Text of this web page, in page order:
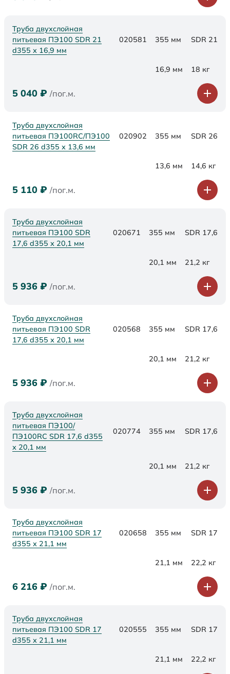
Труба двухслойная
питьевая ПЭ100 SDR 21
d355 х 16,9 мм
020581 355 мм SDR 21
16,9 мм 18 кг
5 040 ₽ /пог.м.
Труба двухслойная
питьевая ПЭ100RC/ПЭ100
SDR 26 d355 х 13,6 мм
020902 355 мм SDR 26
13,6 мм 14,6 кг
5 110 ₽ /пог.м.
Труба двухслойная
питьевая ПЭ100 SDR
17,6 d355 х 20,1 мм
020671 355 мм SDR 17,6
20,1 мм 21,2 кг
5 936 ₽ /пог.м.
Труба двухслойная
питьевая ПЭ100 SDR
17,6 d355 х 20,1 мм
020568 355 мм SDR 17,6
20,1 мм 21,2 кг
5 936 ₽ /пог.м.
Труба двухслойная
питьевая ПЭ100/
ПЭ100RC SDR 17,6 d355
х 20,1 мм
020774 355 мм SDR 17,6
20,1 мм 21,2 кг
5 936 ₽ /пог.м.
Труба двухслойная
питьевая ПЭ100 SDR 17
d355 х 21,1 мм
020658 355 мм SDR 17
21,1 мм 22,2 кг
6 216 ₽ /пог.м.
Труба двухслойная
питьевая ПЭ100 SDR 17
d355 х 21,1 мм
020555 355 мм SDR 17
21,1 мм 22,2 кг